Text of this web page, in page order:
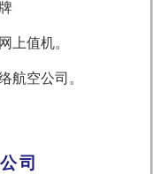
上值机。
航空公司。
司